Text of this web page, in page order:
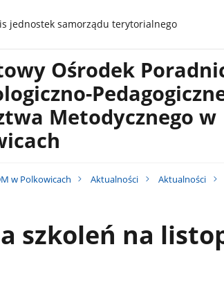
jednostek samorządu terytorialnego
Ośrodek
Metodycznego w
w Polkowicach Aktualności Aktualności
szkoleń na